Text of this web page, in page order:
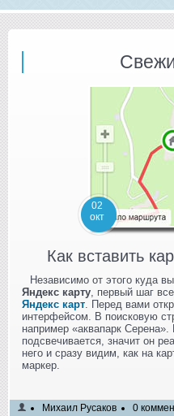
02
окт
Как вставить
Независимо от этого куда
Яндекс карту , первый шаг
Яндекс карт . Перед вами
интерфейсом. В поисковую
например «аквапарк
подсвечивается, значит он
него и сразу видим, как на
маркер.
Михаил Русаков 0